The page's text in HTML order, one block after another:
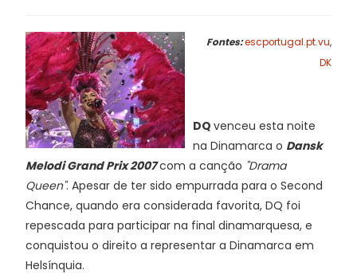
Fontes:escportugal.pt.vu,
DK
DQ venceu esta noite
na Dinamarca o Dansk
Melodi Grand Prix 2007com a canção "Drama
Queen". Apesar de ter sido empurrada para o Second
Chance, quando era considerada favorita, DQ foi
repescada para participar na final dinamarquesa, e
conquistou o direito a representar a Dinamarca em
Helsínquia.